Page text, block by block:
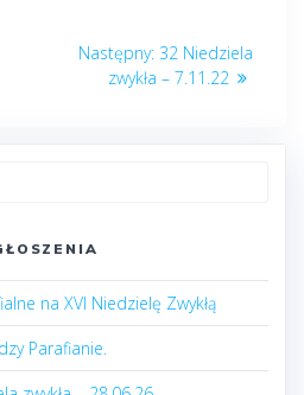
Następny: Następny
post:
32 Niedziela
zwykła – 7.11.22
na XVI Niedzielę Zwykłą
Parafianie.